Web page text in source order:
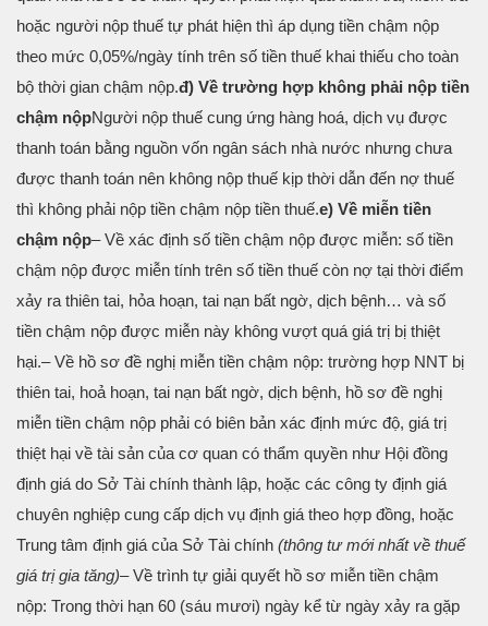
hoặc người nộp thuế tự phát hiện thì áp dụng tiền chậm nộp
theo mức 0,05%/ngày tính trên số tiền thuế khai thiếu cho toàn
bộ thời gian chậm nộp.đ) Về trường hợp không phải nộp tiền
chậm nộpNgười nộp thuế cung ứng hàng hoá, dịch vụ được
thanh toán bằng nguồn vốn ngân sách nhà nước nhưng chưa
được thanh toán nên không nộp thuế kịp thời dẫn đến nợ thuế
thì không phải nộp tiền chậm nộp tiền thuế.e) Về miễn tiền
chậm nộp– Về xác định số tiền chậm nộp được miễn: số tiền
chậm nộp được miễn tính trên số tiền thuế còn nợ tại thời điểm
xảy ra thiên tai, hỏa hoạn, tai nạn bất ngờ, dịch bệnh… và số
tiền chậm nộp được miễn này không vượt quá giá trị bị thiệt
hại.– Về hồ sơ đề nghị miễn tiền chậm nộp: trường hợp NNT bị
thiên tai, hoả hoạn, tai nạn bất ngờ, dịch bệnh, hồ sơ đề nghị
miễn tiền chậm nộp phải có biên bản xác định mức độ, giá trị
thiệt hại về tài sản của cơ quan có thẩm quyền như Hội đồng
định giá do Sở Tài chính thành lập, hoặc các công ty định giá
chuyên nghiệp cung cấp dịch vụ định giá theo hợp đồng, hoặc
Trung tâm định giá của Sở Tài chính (thông tư mới nhất về thuế
giá trị gia tăng)– Về trình tự giải quyết hồ sơ miễn tiền chậm
nộp: Trong thời hạn 60 (sáu mươi) ngày kể từ ngày xảy ra gặp